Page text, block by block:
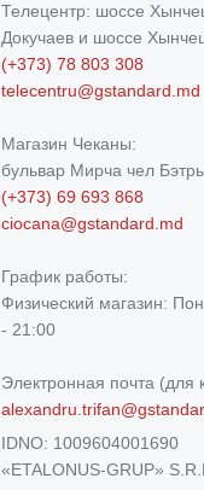
Телецентр: шоссе
Докучаев и шоссе
(+373) 78 803 308
telecentru@gstandard.md
Магазин Чеканы:
бульвар Мирча чел
(+373) 69 693 868
ciocana@gstandard.md
График работы:
Физический магазин:
- 21:00
Электронная почта
IDNO: 1009604001690
«ETALONUS-GRUP»